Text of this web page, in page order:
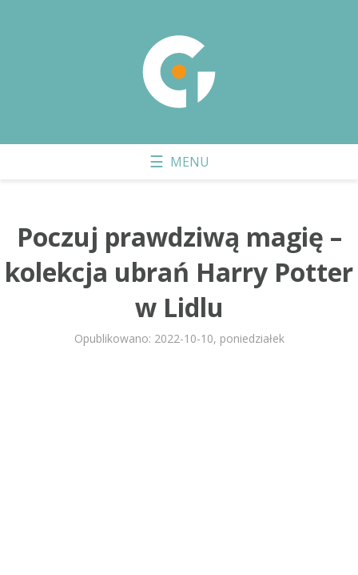
Poczuj prawdziwą magię –
kolekcja ubrań Harry Potter
w Lidlu
Opublikowano: 2022-10-10, poniedziałek